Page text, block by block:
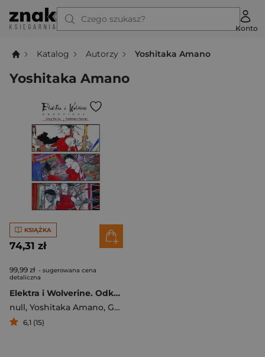
Czego szukasz?
Konto
Katalog Autorzy Yoshitaka Amano
Yoshitaka Amano
KSIĄŻKA
74,31 zł
99,99 zł - sugerowana cena
detaliczna
Elektra i Wolverine. Odkupienie
null, Yoshitaka Amano, Greg Rucka
6,1 (15)